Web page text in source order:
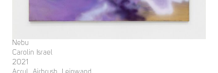
Nebu
Carolin Israel
2021